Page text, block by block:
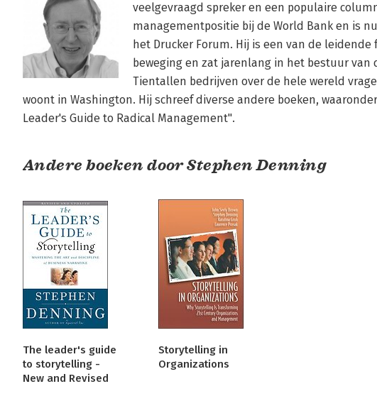
veelgevraagd spreker en een populaire
managementpositie bij de World Bank en is
het Drucker Forum. Hij is een van de leidende
beweging en zat jarenlang in het bestuur van
Tientallen bedrijven over de hele wereld
woont in Washington. Hij schreef diverse andere boeken,
Leader's Guide to Radical Management".
Andere boeken door Stephen Denning
The leader's guide
to storytelling -
New and Revised
Storytelling in
Organizations